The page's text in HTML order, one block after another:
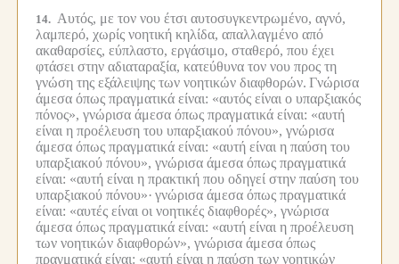
14. Αυτός, με τον νου έτσι αυτοσυγκεντρωμένο, αγνό,
λαμπερό, χωρίς νοητική κηλίδα, απαλλαγμένο από
ακαθαρσίες, εύπλαστο, εργάσιμο, σταθερό, που έχει
φτάσει στην αδιαταραξία, κατεύθυνα τον νου προς τη
γνώση της εξάλειψης των νοητικών διαφθορών. Γνώρισα
άμεσα όπως πραγματικά είναι: «αυτός είναι ο υπαρξιακός
πόνος», γνώρισα άμεσα όπως πραγματικά είναι: «αυτή
είναι η προέλευση του υπαρξιακού πόνου», γνώρισα
άμεσα όπως πραγματικά είναι: «αυτή είναι η παύση του
υπαρξιακού πόνου», γνώρισα άμεσα όπως πραγματικά
είναι: «αυτή είναι η πρακτική που οδηγεί στην παύση του
υπαρξιακού πόνου»· γνώρισα άμεσα όπως πραγματικά
είναι: «αυτές είναι οι νοητικές διαφθορές», γνώρισα
άμεσα όπως πραγματικά είναι: «αυτή είναι η προέλευση
των νοητικών διαφθορών», γνώρισα άμεσα όπως
πραγματικά είναι: «αυτή είναι η παύση των νοητικών